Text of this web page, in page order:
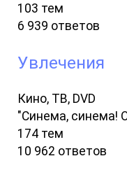
103 тем
6 939 ответов
Увлечения
Кино, ТВ, DVD
"Синема, синема!
174 тем
10 962 ответов